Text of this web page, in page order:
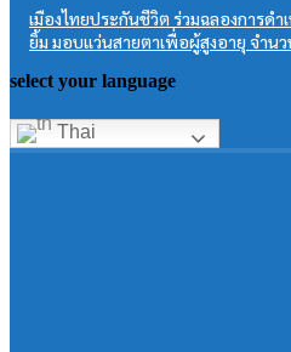
เมืองไทยประกันชีวิต ร่วมฉลองการดำ
ยิ้ม มอบแว่นสายตาเพื่อผู้สูงอายุ จำน
select your language
Thai